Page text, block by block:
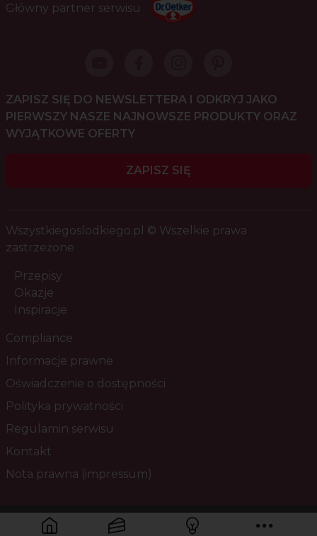
Główny partner serwisu
ZAPISZ SIĘ DO NEWSLETTERA I ODKRYJ JAKO
PIERWSZY NASZE NAJNOWSZE PRODUKTY ORAZ
WYJĄTKOWE OFERTY
ZAPISZ SIĘ
Wszystkiegoslodkiego.pl © Wszelkie prawa
zastrzeżone
Przepisy
Okazje
Inspiracje
Compliance
Informacje prawne
Oświadczenie o dostępności
Polityka prywatności
Regulamin serwisu
Kontakt
Nota prawna (impressum)
Masz pytania? Skontaktuj się z nami!